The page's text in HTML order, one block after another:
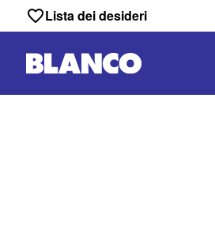
Lista dei desideri